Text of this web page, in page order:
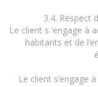
3.4. Respect
Le client s ‘engage à
habitants et de
Le client s’engage